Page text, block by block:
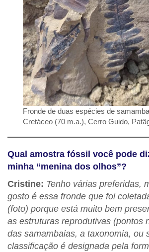
Fronde de duas espécies de
Cretáceo (70 m.a.), Cerro Guido,
Qual amostra fóssil você pode
minha “menina dos olhos”?
Cristine: Tenho várias preferidas,
gosto é essa fronde que foi
(foto) porque está muito bem
as estruturas reprodutivas (pontos
das samambaias, a taxonomia, ou
classificação é designada pela